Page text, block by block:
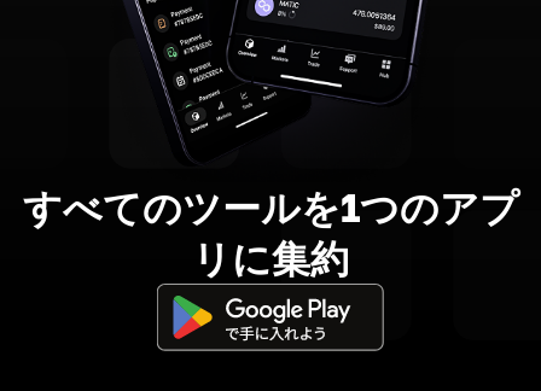
すべてのツールを1つのアプ
リに集約